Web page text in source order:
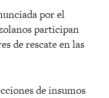
por el
participan
de rescate en las
de insumos